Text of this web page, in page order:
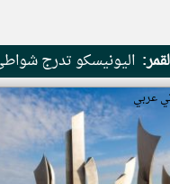
اليونيسكو تدرج
عربي